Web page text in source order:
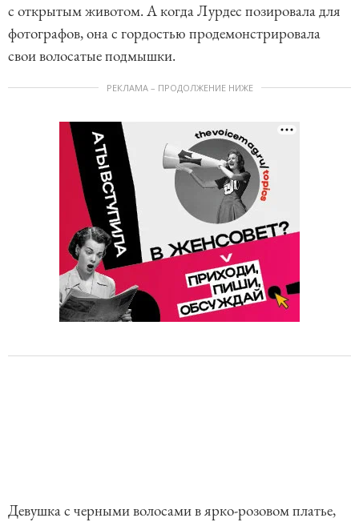
с открытым животом. А когда Лурдес позировала для
фотографов, она с гордостью продемонстрировала
свои волосатые подмышки.
РЕКЛАМА – ПРОДОЛЖЕНИЕ НИЖЕ
Девушка с черными волосами в ярко-розовом платье,